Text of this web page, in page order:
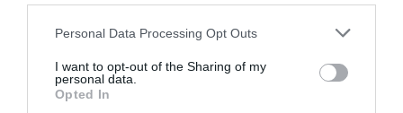
Personal Data Processing Opt Outs
I want to opt-out of the Sharing of my
personal data.
Opted In